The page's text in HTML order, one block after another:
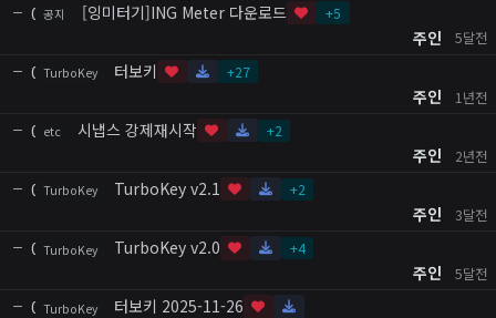
0 공지 [잉미터기]ING Meter 다운로드 +5
주인 5달전
0 TurboKey 터보키 +27
주인 1년전
0 etc 시냅스 강제재시작 +2
주인 2년전
0 TurboKey TurboKey v2.1 +2
주인 3달전
0 TurboKey TurboKey v2.0 +4
주인 5달전
0 TurboKey
터보키 2025-11-26